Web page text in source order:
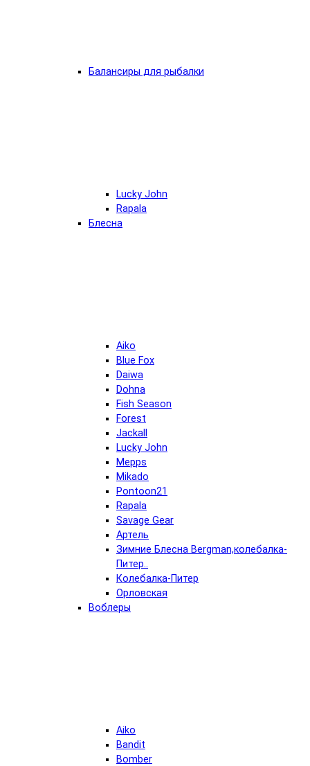
Балансиры для рыбалки
Lucky John
Rapala
Блесна
Aiko
Blue Fox
Daiwa
Dohna
Fish Season
Forest
Jackall
Lucky John
Mepps
Mikado
Pontoon21
Rapala
Savage Gear
Артель
Зимние Блесна Bergman,колебалка-
Питер..
Колебалка-Питер
Орловская
Воблеры
Aiko
Bandit
Bomber